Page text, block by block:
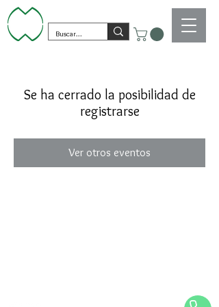
Se ha cerrado la posibilidad de
registrarse
Ver otros eventos